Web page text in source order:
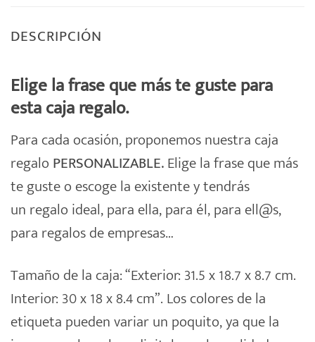
DESCRIPCIÓN
Elige la frase que más te guste para
esta caja regalo.
Para cada ocasión, proponemos nuestra caja
regalo PERSONALIZABLE.Elige la frase que más
te guste o escoge la existente y tendrás
un regalo ideal, para ella, para él, para ell@s,
para regalos de empresas…
Tamaño de la caja: “Exterior: 31.5 x 18.7 x 8.7 cm.
Interior: 30 x 18 x 8.4 cm”. Los colores de la
etiqueta pueden variar un poquito, ya que la